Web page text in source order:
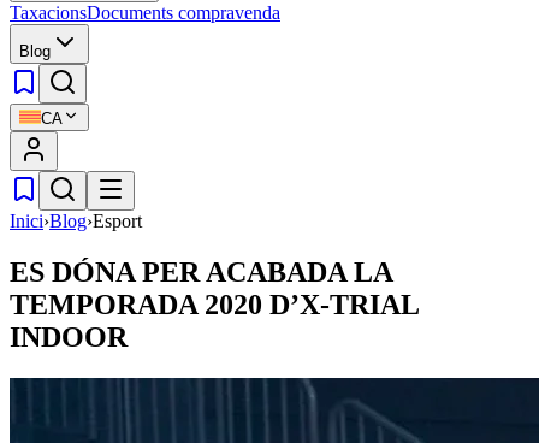
TaxacionsDocuments compravenda
Blog
CA
Inici›Blog›Esport
ES DÓNA PER ACABADA LA
TEMPORADA 2020 D’X-TRIAL
INDOOR